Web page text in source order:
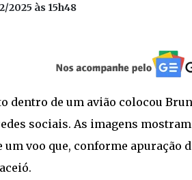
2025 às 15h48
dentro de um avião colocou
sociais. As imagens
um voo que, conforme apuração